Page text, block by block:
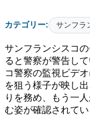
カテゴリー: サンフラ
サンフランシスコ
ると警察が警告し
コ警察の監視ビデ
を狙う様子が映し
りを務め、もう一
む姿が確認されてい